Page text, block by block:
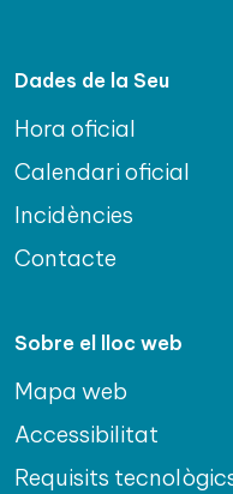
Dades de la Seu
Hora oficial
Calendari oficial
Incidències
Contacte
Sobre el lloc web
Mapa web
Accessibilitat
Requisits